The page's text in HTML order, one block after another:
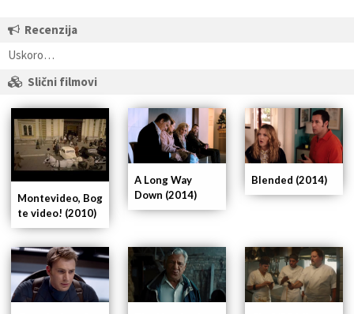
Recenzija
Uskoro…
Slični filmovi
Montevideo, Bog
te video! (2010)
Blended (2014)
A Long Way
Down (2014)